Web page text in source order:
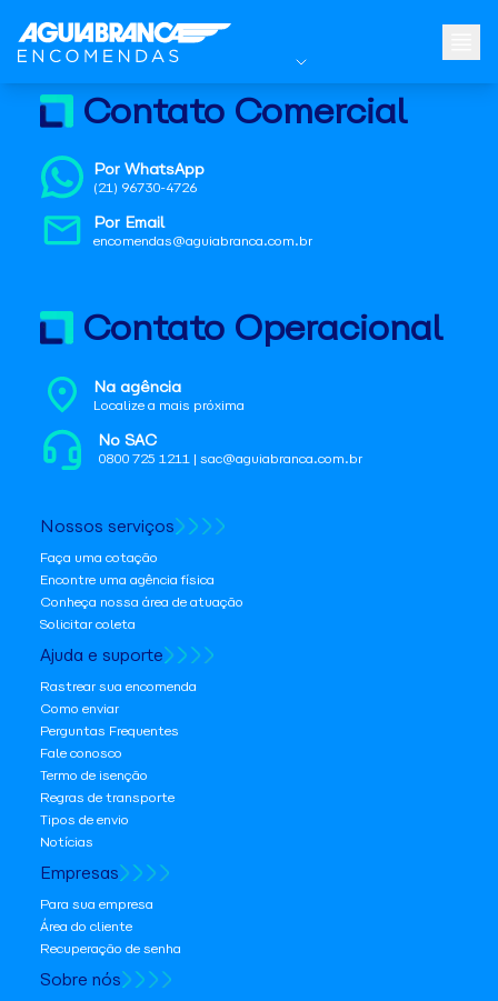
Contato Comercial
Por WhatsApp
(21) 96730-4726
Por Email
encomendas@aguiabranca.com.br
Contato Operacional
Na agência
Localize a mais próxima
No SAC
0800 725 1211 | sac@aguiabranca.com.br
Nossos serviços
Faça uma cotação
Encontre uma agência física
Conheça nossa área de atuação
Solicitar coleta
Ajuda e suporte
Rastrear sua encomenda
Como enviar
Perguntas Frequentes
Fale conosco
Termo de isenção
Regras de transporte
Tipos de envio
Notícias
Empresas
Para sua empresa
Área do cliente
Recuperação de senha
Sobre nós